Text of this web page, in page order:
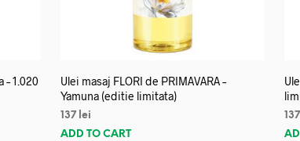
– 1.020
Ulei masaj FLORI de PRIMAVARA –
Yamuna (editie limitata)
137 lei
ADD TO CART
137